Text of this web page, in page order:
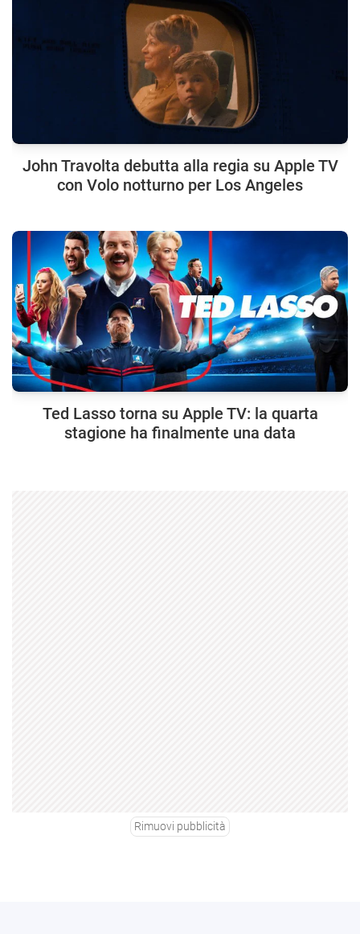
John Travolta debutta alla regia su Apple TV
con Volo notturno per Los Angeles
Ted Lasso torna su Apple TV: la quarta
stagione ha finalmente una data
Rimuovi pubblicità